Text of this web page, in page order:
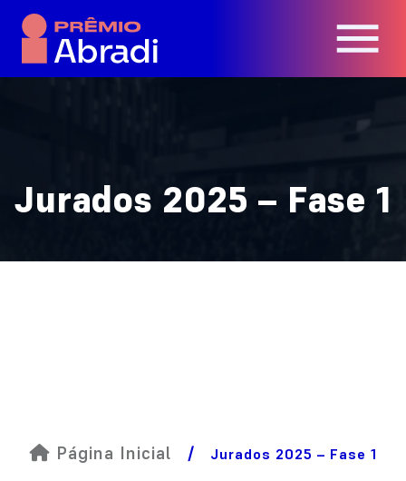
Jurados 2025 – Fase 1
Página Inicial / Jurados 2025 – Fase 1